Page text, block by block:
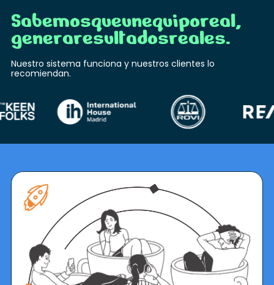
Sabemosqueunequiporeal,
generaresultadosreales.
Nuestro sistema funciona y nuestros clientes lo
recomiendan.